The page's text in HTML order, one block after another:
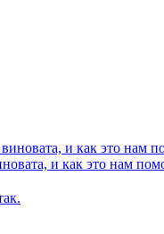
и как это нам